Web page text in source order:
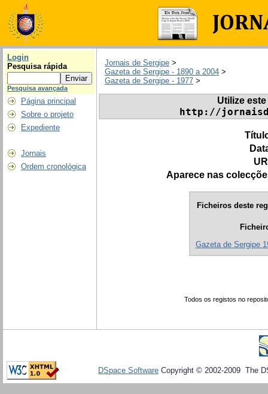
Login
Pesquisa rápida
Pesquisa avançada
Página principal
Sobre o projeto
Expediente
Jornais
Ordem cronológica
Jornais de Sergipe >
Gazeta de Sergipe - 1890 a 2004 >
Gazeta de Sergipe - 1977 >
Utilize
http://
Aparece nas
Ficheiros deste
Gazeta de Sergipe
Todos os registos no
DSpace Software Copyright © 2002-2009 The